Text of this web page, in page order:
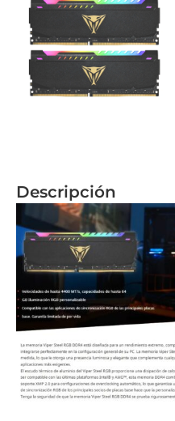
Descripción